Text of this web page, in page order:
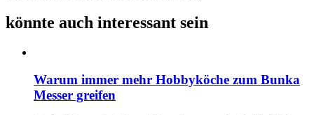
könnte auch interessant sein
Warum immer mehr Hobbyköche zum Bunka
Messer greifen